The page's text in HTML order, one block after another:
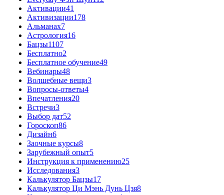
Активации41
Активизации178
Альманах7
Астрология16
Бацзы1107
Бесплатно2
Бесплатное обучение49
Вебинары48
Волшебные вещи3
Вопросы-ответы4
Впечатления20
Встречи3
Выбор дат52
Гороскоп86
Дизайн6
Заочные курсы8
Зарубежный опыт5
Инструкция к применению25
Исследования3
Калькулятор Бацзы17
Калькулятор Ци Мэнь Дунь Цзя8